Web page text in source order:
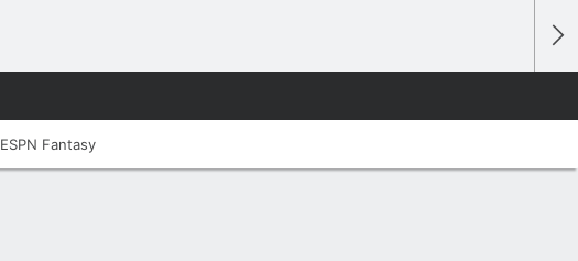
ESPN Fantasy